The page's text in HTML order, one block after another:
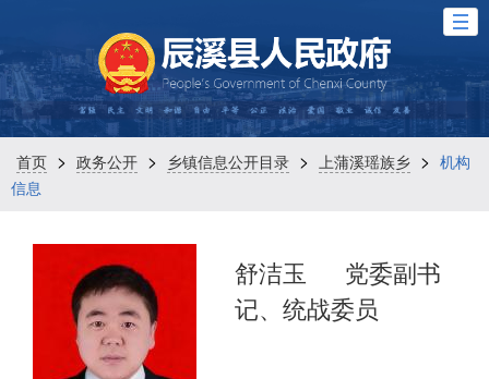
首页 > 政务公开 > 乡镇信息公开目录 > 上蒲溪瑶族乡 > 机构
信息
舒洁玉
党委副书
记、统战委员